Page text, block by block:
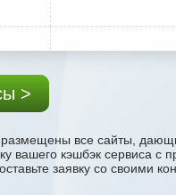
>
все сайты,
вашего кэшбэк сервиса
заявку со своими